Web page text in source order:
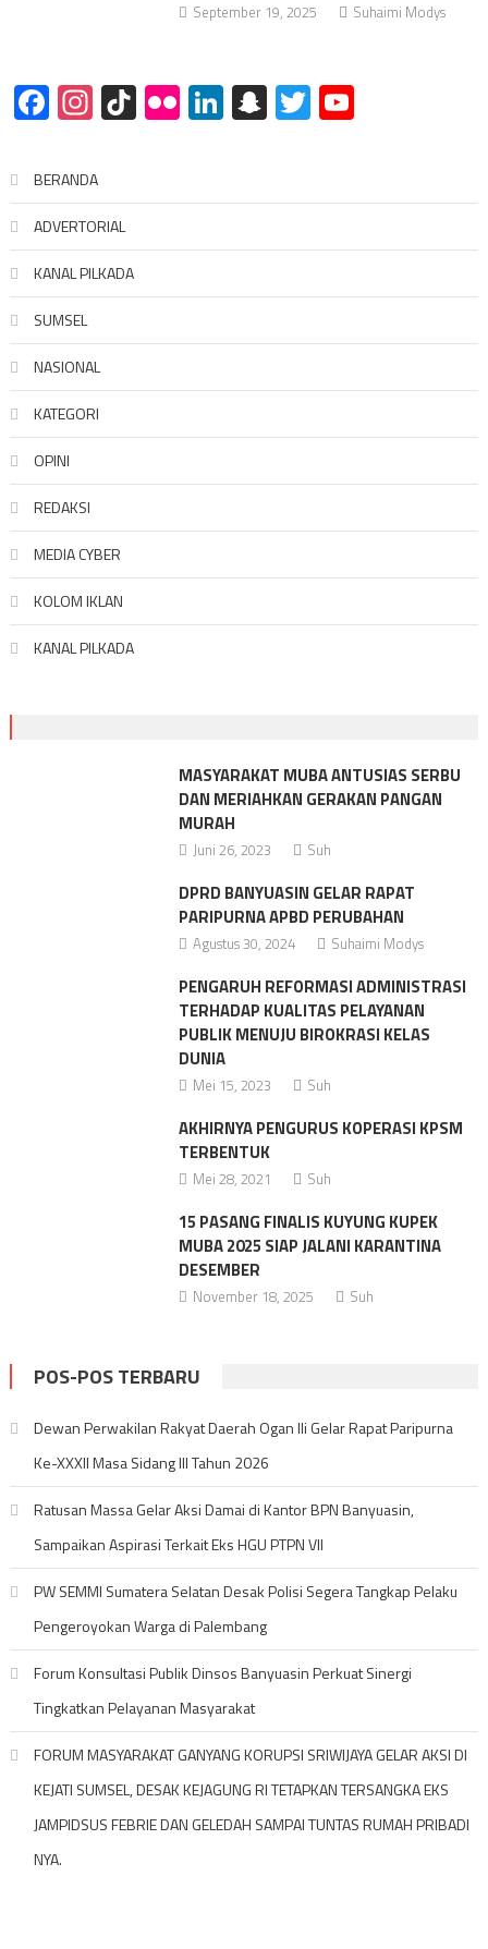
September 19, 2025 Suhaimi Modys
Facebook
Instagram
TikTok
FlickrLinkedIn
Snapchat
TwitterYouTube
BERANDA
ADVERTORIAL
KANAL PILKADA
SUMSEL
NASIONAL
KATEGORI
OPINI
REDAKSI
MEDIA CYBER
KOLOM IKLAN
KANAL PILKADA
MASYARAKAT MUBA ANTUSIAS SERBU
DAN MERIAHKAN GERAKAN PANGAN
MURAH
Juni 26, 2023 Suh
DPRD BANYUASIN GELAR RAPAT
PARIPURNA APBD PERUBAHAN
Agustus 30, 2024 Suhaimi Modys
PENGARUH REFORMASI ADMINISTRASI
TERHADAP KUALITAS PELAYANAN
PUBLIK MENUJU BIROKRASI KELAS
DUNIA
Mei 15, 2023 Suh
AKHIRNYA PENGURUS KOPERASI KPSM
TERBENTUK
Mei 28, 2021 Suh
15 PASANG FINALIS KUYUNG KUPEK
MUBA 2025 SIAP JALANI KARANTINA
DESEMBER
November 18, 2025 Suh
POS-POS TERBARU
Dewan Perwakilan Rakyat Daerah Ogan Ili Gelar Rapat Paripurna
Ke-XXXII Masa Sidang III Tahun 2026
Ratusan Massa Gelar Aksi Damai di Kantor BPN Banyuasin,
Sampaikan Aspirasi Terkait Eks HGU PTPN VII
PW SEMMI Sumatera Selatan Desak Polisi Segera Tangkap Pelaku
Pengeroyokan Warga di Palembang
Forum Konsultasi Publik Dinsos Banyuasin Perkuat Sinergi
Tingkatkan Pelayanan Masyarakat
FORUM MASYARAKAT GANYANG KORUPSI SRIWIJAYA GELAR AKSI DI
KEJATI SUMSEL, DESAK KEJAGUNG RI TETAPKAN TERSANGKA EKS
JAMPIDSUS FEBRIE DAN GELEDAH SAMPAI TUNTAS RUMAH PRIBADI
NYA.